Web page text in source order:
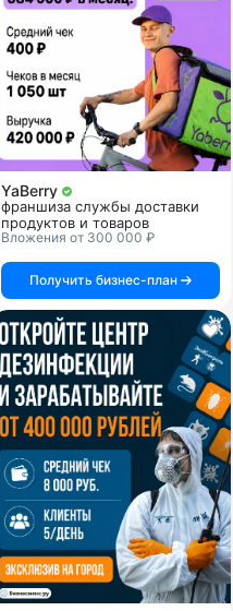
YaBerry
франшиза службы доставки
продуктов и товаров
Вложения от 300 000 ₽
Получить бизнес-план